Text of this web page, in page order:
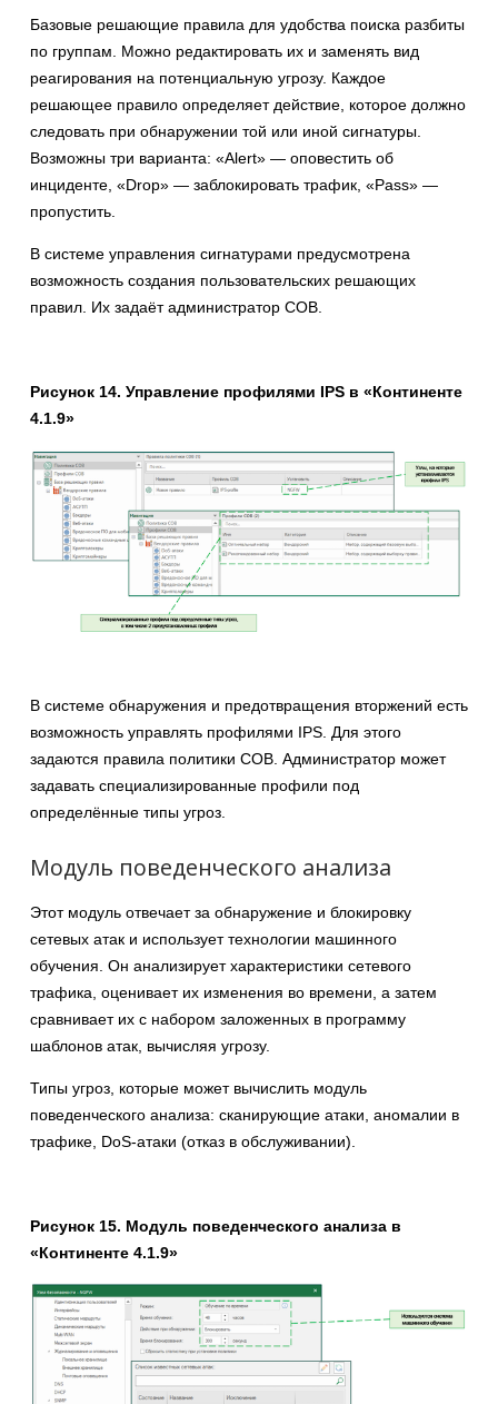
Базовые решающие правила для удобства поиска разбиты
по группам. Можно редактировать их и заменять вид
реагирования на потенциальную угрозу. Каждое
решающее правило определяет действие, которое должно
следовать при обнаружении той или иной сигнатуры.
Возможны три варианта: «Alert» — оповестить об
инциденте, «Drop» — заблокировать трафик, «Pass» —
пропустить.
В системе управления сигнатурами предусмотрена
возможность создания пользовательских решающих
правил. Их задаёт администратор СОВ.
Рисунок 14. Управление профилями IPS в «Континенте
4.1.9»
В системе обнаружения и предотвращения вторжений есть
возможность управлять профилями IPS. Для этого
задаются правила политики СОВ. Администратор может
задавать специализированные профили под
определённые типы угроз.
Модуль поведенческого анализа
Этот модуль отвечает за обнаружение и блокировку
сетевых атак и использует технологии машинного
обучения. Он анализирует характеристики сетевого
трафика, оценивает их изменения во времени, а затем
сравнивает их с набором заложенных в программу
шаблонов атак, вычисляя угрозу.
Типы угроз, которые может вычислить модуль
поведенческого анализа: сканирующие атаки, аномалии в
трафике, DoS-атаки (отказ в обслуживании).
Рисунок 15. Модуль поведенческого анализа в
«Континенте 4.1.9»